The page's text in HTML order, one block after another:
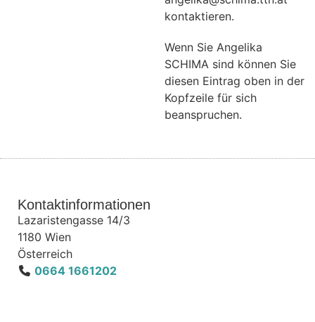
kontaktieren.
Wenn Sie Angelika
SCHIMA sind können Sie
diesen Eintrag oben in der
Kopfzeile für sich
beanspruchen.
Kontaktinformationen
Lazaristengasse 14/3
1180 Wien
Österreich
0664 1661202